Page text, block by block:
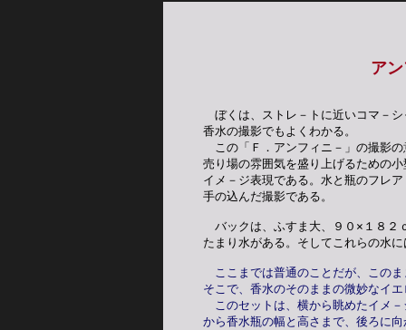
ア
ぼくは、ストレ－トに近いコマ－
香水の撮影でもよくわかる。
この「Ｆ．アンフィニ－」の撮影
売り場の雰囲気を盛り上げるための
イメ－ジ表現である。水と瓶のフレ
手の込んだ撮影である。
バックは、ふすま大、９０×１８２
たまり水がある。そしてこれらの水
ここまでは普通のことだが、この
そこで、香水のそのままの微妙なイ
このセットは、横から眺めたイメ
から香水瓶の幅と高さまで、後ろに